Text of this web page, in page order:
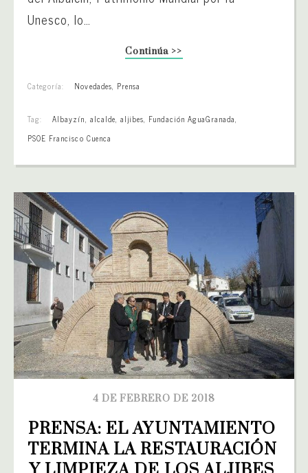
Unesco, lo…
Continúa >>
Categoría: Novedades, Prensa
Tag: Albayzín, alcalde, aljibes, Fundación AguaGranada,
PSOE Francisco Cuenca
4 DE FEBRERO DE 2018
PRENSA: EL AYUNTAMIENTO
TERMINA LA RESTAURACIÓN